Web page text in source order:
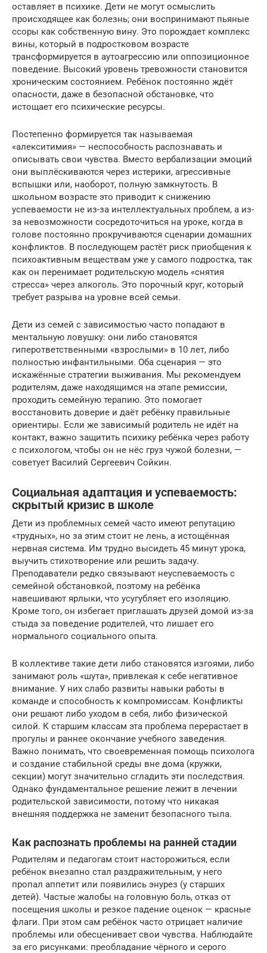
оставляет в психике. Дети не могут осмыслить
происходящее как болезнь; они воспринимают пьяные
ссоры как собственную вину. Это порождает комплекс
вины, который в подростковом возрасте
трансформируется в аутоагрессию или оппозиционное
поведение. Высокий уровень тревожности становится
хроническим состоянием. Ребёнок постоянно ждёт
опасности, даже в безопасной обстановке, что
истощает его психические ресурсы.
Постепенно формируется так называемая
«алекситимия» — неспособность распознавать и
описывать свои чувства. Вместо вербализации эмоций
они выплёскиваются через истерики, агрессивные
вспышки или, наоборот, полную замкнутость. В
школьном возрасте это приводит к снижению
успеваемости не из-за интеллектуальных проблем, а из-
за невозможности сосредоточиться на уроке, когда в
голове постоянно прокручиваются сценарии домашних
конфликтов. В последующем растёт риск приобщения к
психоактивным веществам уже у самого подростка, так
как он перенимает родительскую модель «снятия
стресса» через алкоголь. Это порочный круг, который
требует разрыва на уровне всей семьи.
Дети из семей с зависимостью часто попадают в
ментальную ловушку: они либо становятся
гиперответственными «взрослыми» в 10 лет, либо
полностью инфантильными. Оба сценария — это
искажённые стратегии выживания. Мы рекомендуем
родителям, даже находящимся на этапе ремиссии,
проходить семейную терапию. Это помогает
восстановить доверие и даёт ребёнку правильные
ориентиры. Если же зависимый родитель не идёт на
контакт, важно защитить психику ребёнка через работу
с психологом, чтобы он не нёс груз чужой болезни, —
советует Василий Сергеевич Сойкин.
Социальная адаптация и успеваемость:
скрытый кризис в школе
Дети из проблемных семей часто имеют репутацию
«трудных», но за этим стоит не лень, а истощённая
нервная система. Им трудно высидеть 45 минут урока,
выучить стихотворение или решить задачу.
Преподаватели редко связывают неуспеваемость с
семейной обстановкой, поэтому на ребёнка
навешивают ярлыки, что усугубляет его изоляцию.
Кроме того, он избегает приглашать друзей домой из-за
стыда за поведение родителей, что лишает его
нормального социального опыта.
В коллективе такие дети либо становятся изгоями, либо
занимают роль «шута», привлекая к себе негативное
внимание. У них слабо развиты навыки работы в
команде и способность к компромиссам. Конфликты
они решают либо уходом в себя, либо физической
силой. К старшим классам эта проблема перерастает в
прогулы и раннее окончание учебного заведения.
Важно понимать, что своевременная помощь психолога
и создание стабильной среды вне дома (кружки,
секции) могут значительно сгладить эти последствия.
Однако фундаментальное решение лежит в лечении
родительской зависимости, потому что никакая
внешняя поддержка не заменит безопасного тыла.
Как распознать проблемы на ранней стадии
Родителям и педагогам стоит насторожиться, если
ребёнок внезапно стал раздражительным, у него
пропал аппетит или появились энурез (у старших
детей). Частые жалобы на головную боль, отказ от
посещения школы и резкое падение оценок — красные
флаги. При этом сам ребёнок часто отрицает наличие
проблемы или обесценивает свои чувства. Наблюдайте
за его рисунками: преобладание чёрного и серого